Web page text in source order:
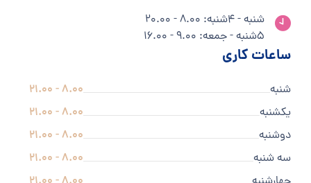
شنبه - 4شنبه: 8.00 - 20.00
5شنبه - جمعه: 9.00 - 16.00
ساعات کاری
شنبه
8.00 - 21.00
یکشنبه
8.00 - 21.00
دوشنبه
8.00 - 21.00
سه شنبه
8.00 - 21.00